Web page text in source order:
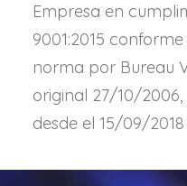
Empresa en
9001:2015
norma por Bureau
original 27/10/
desde el 15/09/